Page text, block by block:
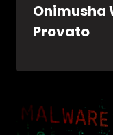
Onimusha
Provato